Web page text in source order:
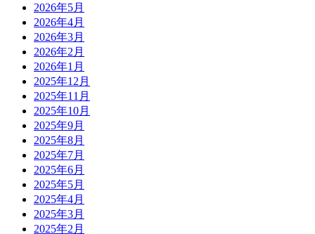
2026年5月
2026年4月
2026年3月
2026年2月
2026年1月
2025年12月
2025年11月
2025年10月
2025年9月
2025年8月
2025年7月
2025年6月
2025年5月
2025年4月
2025年3月
2025年2月